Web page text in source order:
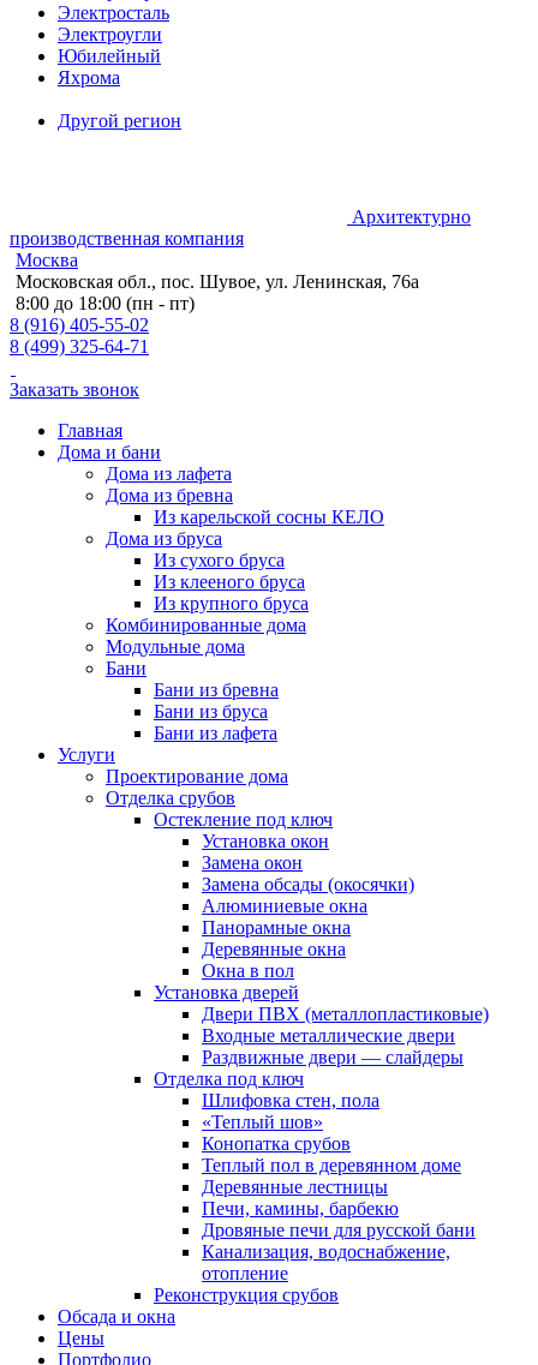
Электросталь
Электроугли
Юбилейный
Яхрома
Другой регион
Архитектурно
производственная компания
Москва
Московская обл., пос. Шувое, ул. Ленинская, 76а
8:00 до 18:00 (пн - пт)
8 (916) 405-55-02
8 (499) 325-64-71
Заказать звонок
Главная
Дома и бани
Дома из лафета
Дома из бревна
Из карельской сосны КЕЛО
Дома из бруса
Из сухого бруса
Из клееного бруса
Из крупного бруса
Комбинированные дома
Модульные дома
Бани
Бани из бревна
Бани из бруса
Бани из лафета
Услуги
Проектирование дома
Отделка срубов
Остекление под ключ
Установка окон
Замена окон
Замена обсады (окосячки)
Алюминиевые окна
Панорамные окна
Деревянные окна
Окна в пол
Установка дверей
Двери ПВХ (металлопластиковые)
Входные металлические двери
Раздвижные двери — слайдеры
Отделка под ключ
Шлифовка стен, пола
«Теплый шов»
Конопатка срубов
Теплый пол в деревянном доме
Деревянные лестницы
Печи, камины, барбекю
Дровяные печи для русской бани
Канализация, водоснабжение,
отопление
Реконструкция срубов
Обсада и окна
Цены
Портфолио